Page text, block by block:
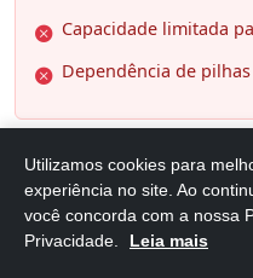
Capacidade limitada
Dependência de
6. WOLFF -
Utilizamos cookies para
experiência no site. Ao
você concorda com a nossa
Privacidade.
Leia mais